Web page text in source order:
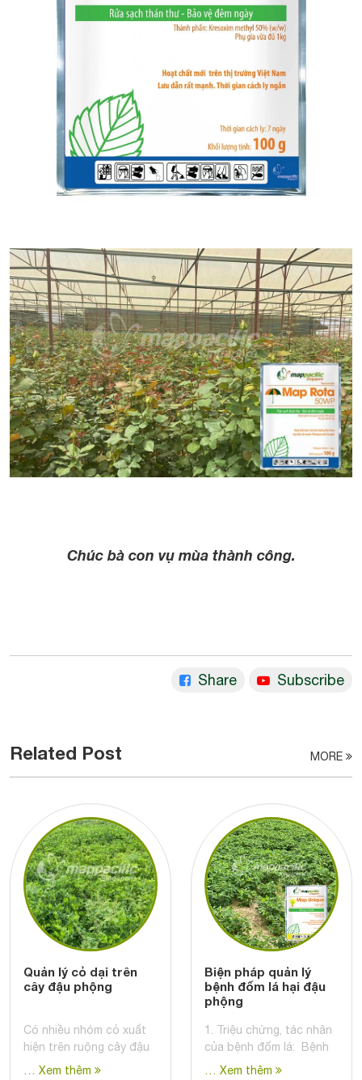
Chúc bà con vụ mùa thành công.
Share Subscribe
Related Post MORE
Quản lý cỏ dại trên
cây đậu phộng
Có nhiều nhóm cỏ xuất
hiện trên ruộng cây đậu
… Xem thêm
Biện pháp quản lý
bệnh đốm lá hại đậu
phộng
1. Triệu chứng, tác nhân
của bệnh đốm lá: Bệnh
… Xem thêm